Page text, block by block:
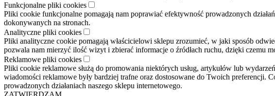
Funkcjonalne pliki cookies
Pliki cookie funkcjonalne pomagają nam poprawiać efektywność prowadzonych
dokonywanych na stronach.
Analityczne pliki cookies
Pliki analityczne cookie pomagają właścicielowi sklepu zrozumieć, w jaki sposób
pozwala nam mierzyć ilość wizyt i zbierać informacje o źródłach ruchu, dzięki czemu
Reklamowe pliki cookies
Pliki cookie reklamowe służą do promowania niektórych usług, artykułów lub
wiadomości reklamowe były bardziej trafne oraz dostosowane do Twoich preferencji.
prowadzonych działaniach naszego sklepu internetowego.
ZATWIERDZAM